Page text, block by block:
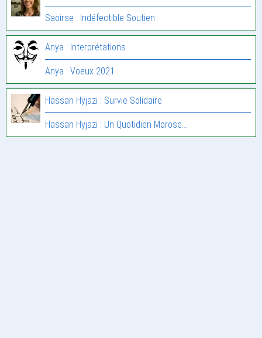
Saoirse : Indéfectible Soutien
Anya : Interprétations
Anya : Voeux 2021
Hassan Hyjazi : Survie Solidaire
Hassan Hyjazi : Un Quotidien Morose…